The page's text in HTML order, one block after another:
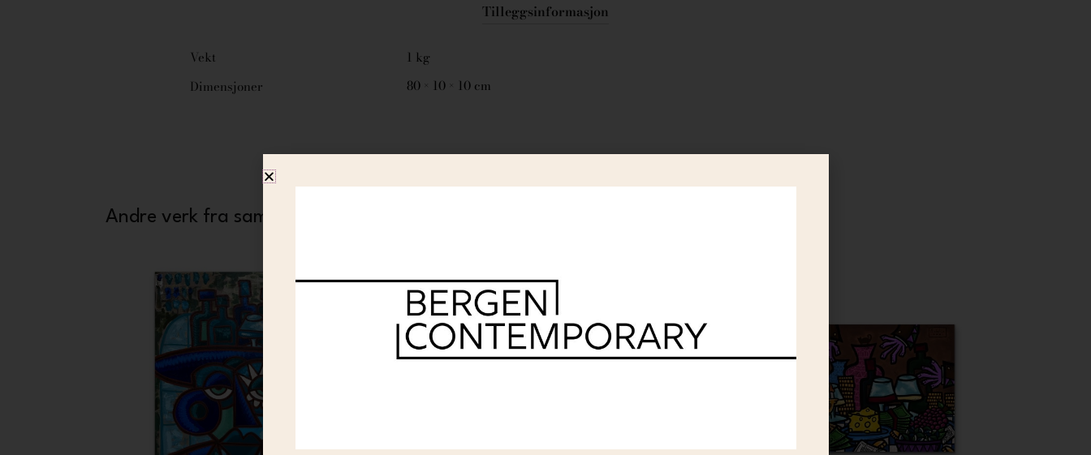
Tilleggsinformasjon
Vekt
1 kg
Dimensjoner
80 × 10 × 10 cm
Andre verk fra samme kunstner